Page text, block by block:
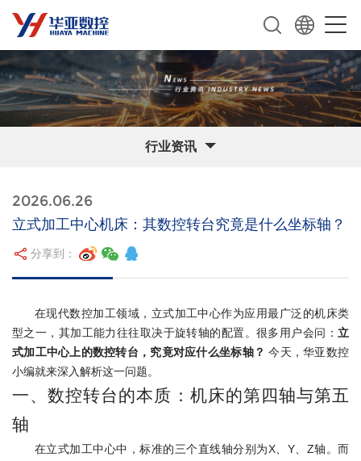
行业资讯
2026.06.26
立式加工中心机床：其数控转台究竟是什么坐标轴？
分享到：
在现代数控加工领域，立式加工中心作为应用最广泛的机床类
型之一，其加工能力往往取决于旋转轴的配置。很多用户会问： 立
式加工中心上的数控转台，究竟对应什么坐标轴？ 今天，华亚数控
小编就来深入解析这一问题。
一、数控转台的本质：机床的第四轴与第五
轴
在立式加工中心中，标准的三个直线轴分别为X、Y、Z轴。而